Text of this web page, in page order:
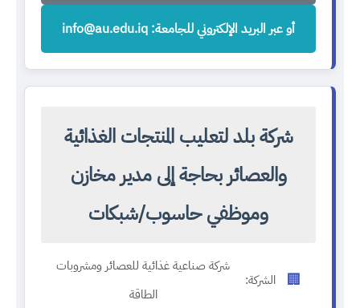
أو عبر البريد الإلكتروني للجامعة: info@au.edu.iq
شركة بلد لتعليب المنتجات الغذائية
والعصائر بحاجة إلى مدير مخازن
وموظفي حاسوب/شبكات
🏢 الشركة:
شركة صناعية غذائية للعصائر ومشروبات
الطاقة